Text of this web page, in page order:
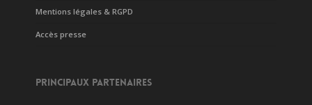
Mentions légales & RGPD
Accès presse
PRINCIPAUX PARTENAIRES